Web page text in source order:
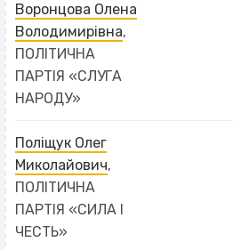
Воронцова Олена
Володимирівна,
ПОЛІТИЧНА
ПАРТІЯ «СЛУГА
НАРОДУ»
Поліщук Олег
Миколайович,
ПОЛІТИЧНА
ПАРТІЯ «СИЛА І
ЧЕСТЬ»